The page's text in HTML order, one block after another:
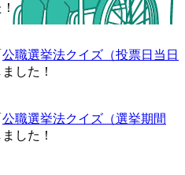
！
公職選挙法クイズ（投票日当日
した！
公職選挙法クイズ（選挙期間
した！